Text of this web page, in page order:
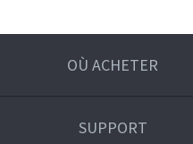
OÙ ACHETER
SUPPORT